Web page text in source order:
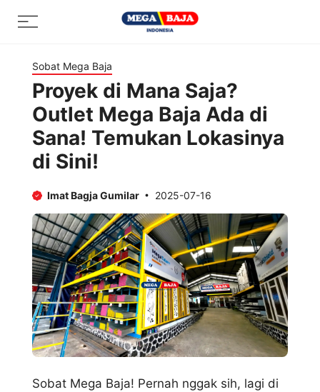
Menu
Sobat Mega Baja
Proyek di Mana Saja?
Outlet Mega Baja Ada di
Sana! Temukan Lokasinya
di Sini!
Imat Bagja Gumilar 2025-07-16
Sobat Mega Baja! Pernah nggak sih, lagi di